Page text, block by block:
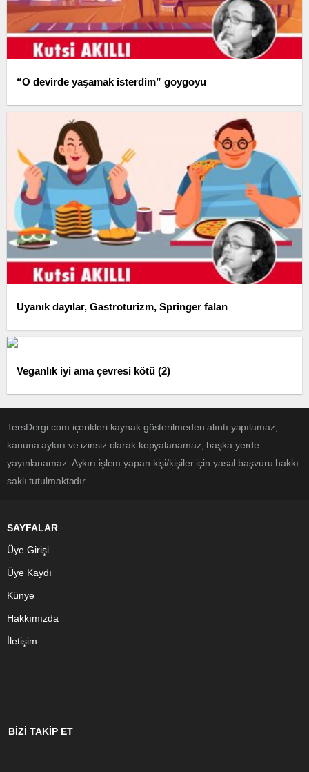
“O devirde yaşamak isterdim” goygoyu
Uyanık dayılar, Gastroturizm, Springer falan
Veganlık iyi ama çevresi kötü (2)
TersDergi.com içerikleri kaynak gösterilmeden alıntı yapılamaz,
kanuna aykırı ve izinsiz olarak kopyalanamaz, başka yerde
yayınlanamaz. Aykırı işlem yapan kişi/kişiler için yasal başvuru hakkı
saklı tutulmaktadır.
SAYFALAR
Üye Girişi
Üye Kaydı
Künye
Hakkımızda
İletişim
BİZİ TAKİP ET